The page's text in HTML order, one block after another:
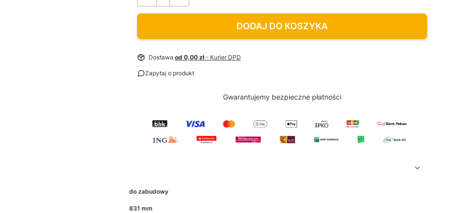
DODAJ DO KOSZYKA
Dostawa od 0,00 zł- Kurier DPD
Zapytaj o produkt
Gwarantujemy bezpieczne płatności
do zabudowy
831 mm